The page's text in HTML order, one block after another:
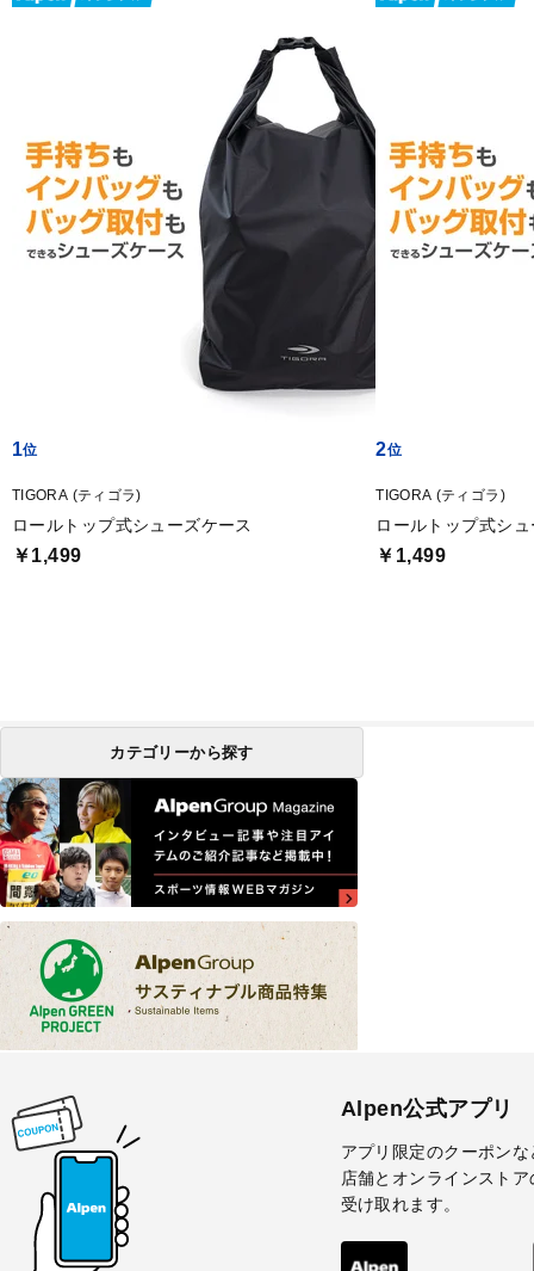
1
TIGORA (ティゴラ)
ロールトップ式シューズケース
￥1,499
2
TIGORA (ティゴラ)
ロールトップ式シ
￥1,499
カテゴリーから探す
Alpen公式アプリ
アプリ限定のクーポンな
店舗とオンラインスト
受け取れます。